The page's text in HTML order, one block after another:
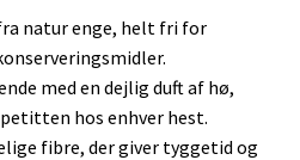
natur enge, helt fri for
med en dejlig duft af hø,
hos enhver hest.
fibre, der giver tyggetid og